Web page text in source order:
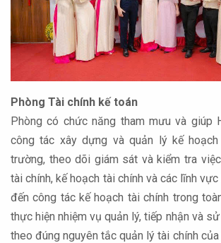
Phòng Tài chính kế toán
Phòng có chức năng tham mưu và giúp
công tác xây dựng và quản lý kế
trường, theo dõi giám sát và kiểm tra
tài chính, kế hoạch tài chính và các lĩnh
đến công tác kế hoạch tài chính trong
thực hiện nhiệm vụ quản lý, tiếp nhận và
theo đúng nguyên tắc quản lý tài chính